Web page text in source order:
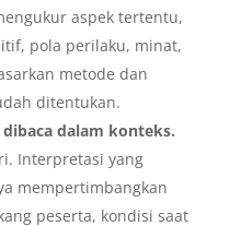
aspek tertentu,
pola perilaku, minat,
metode dan
ditentukan.
dalam konteks.
Interpretasi yang
mempertimbangkan
peserta, kondisi saat